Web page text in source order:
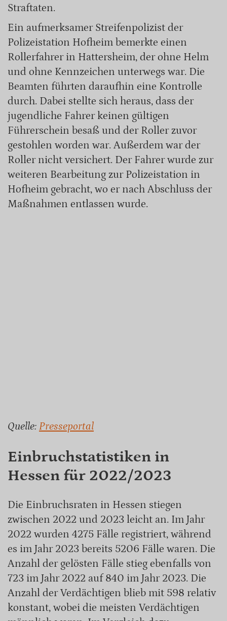
Straftaten.
Ein aufmerksamer Streifenpolizist der
Polizeistation Hofheim bemerkte einen
Rollerfahrer in Hattersheim, der ohne Helm
und ohne Kennzeichen unterwegs war. Die
Beamten führten daraufhin eine Kontrolle
durch. Dabei stellte sich heraus, dass der
jugendliche Fahrer keinen gültigen
Führerschein besaß und der Roller zuvor
gestohlen worden war. Außerdem war der
Roller nicht versichert. Der Fahrer wurde zur
weiteren Bearbeitung zur Polizeistation in
Hofheim gebracht, wo er nach Abschluss der
Maßnahmen entlassen wurde.
Quelle: Presseportal
Einbruchstatistiken in
Hessen für 2022/2023
Die Einbruchsraten in Hessen stiegen
zwischen 2022 und 2023 leicht an. Im Jahr
2022 wurden 4275 Fälle registriert, während
es im Jahr 2023 bereits 5206 Fälle waren. Die
Anzahl der gelösten Fälle stieg ebenfalls von
723 im Jahr 2022 auf 840 im Jahr 2023. Die
Anzahl der Verdächtigen blieb mit 598 relativ
konstant, wobei die meisten Verdächtigen